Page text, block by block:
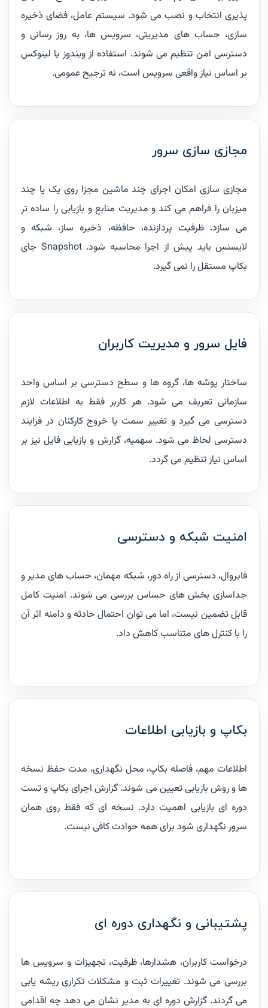
پذیری انتخاب و نصب می شود. سیستم عامل، فضای ذخیره
سازی، حساب های مدیریتی، سرویس ها، به روز رسانی و
دسترسی امن تنظیم می شوند. استفاده از ویندوز یا لینوکس
بر اساس نیاز واقعی سرویس است، نه ترجیح عمومی.
مجازی سازی سرور
مجازی سازی امکان اجرای چند ماشین مجزا روی یک یا چند
میزبان را فراهم می کند و مدیریت منابع و بازیابی را ساده تر
می سازد. ظرفیت پردازنده، حافظه، ذخیره ساز، شبکه و
لایسنس باید پیش از اجرا محاسبه شود. Snapshot جای
بکاپ مستقل را نمی گیرد.
فایل سرور و مدیریت کاربران
ساختار پوشه ها، گروه ها و سطح دسترسی بر اساس واحد
سازمانی تعریف می شود. هر کاربر فقط به اطلاعات لازم
دسترسی می گیرد و تغییر سمت یا خروج کارکنان در فرایند
دسترسی لحاظ می شود. سهمیه، گزارش و بازیابی فایل نیز بر
اساس نیاز تنظیم می گردد.
امنیت شبکه و دسترسی
فایروال، دسترسی از راه دور، شبکه مهمان، حساب های مدیر و
جداسازی بخش های حساس بررسی می شوند. امنیت کامل
قابل تضمین نیست، اما می توان احتمال حادثه و دامنه اثر آن
را با کنترل های متناسب کاهش داد.
بکاپ و بازیابی اطلاعات
اطلاعات مهم، فاصله بکاپ، محل نگهداری، مدت حفظ نسخه
ها و روش بازیابی تعیین می شوند. گزارش اجرای بکاپ و تست
دوره ای بازیابی اهمیت دارد. نسخه ای که فقط روی همان
سرور نگهداری شود برای همه حوادث کافی نیست.
پشتیبانی و نگهداری دوره ای
درخواست کاربران، هشدارها، ظرفیت، تجهیزات و سرویس ها
بررسی می شوند. تغییرات ثبت و مشکلات تکراری ریشه یابی
می گردند. گزارش دوره ای به مدیر نشان می دهد چه اقدامی